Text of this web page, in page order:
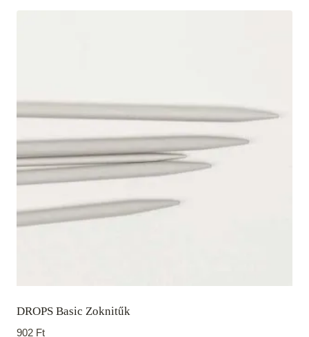
DROPS Basic Zoknitűk
902 Ft